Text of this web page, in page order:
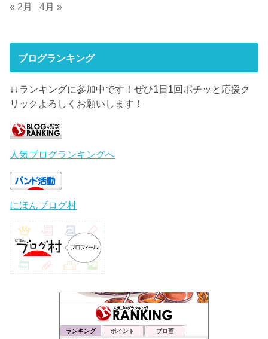
« 2月
4月 »
ブログランキング
↓↓ランキングに参加中です！ぜひ1日1回ポチッと応援ク
リックよろしくお願いします！
人気ブログランキングへ
にほんブログ村
ランキング ポイント ブロ画